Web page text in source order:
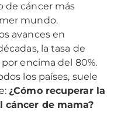
de cáncer más
mundo.
avances en
la tasa de
encima del 80%.
los países, suele
¿Cómo recuperar la
cáncer de mama?